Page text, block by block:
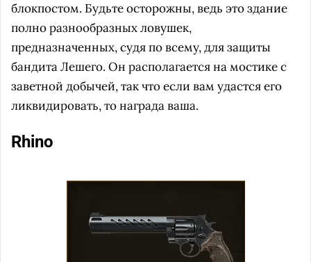
блокпостом. Будьте осторожны, ведь это здание
полно разнообразных ловушек,
предназначенных, судя по всему, для защиты
бандита Лешего. Он располагается на мостике с
заветной добычей, так что если вам удастся его
ликвидировать, то награда ваша.
Rhino